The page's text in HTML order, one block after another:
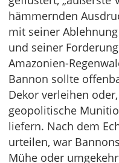
hämmernden
mit seiner
und seiner
Amazonien-
Bannon sollte
Dekor verleihen
geopolitische
liefern. Nach dem
urteilen, war
Mühe oder